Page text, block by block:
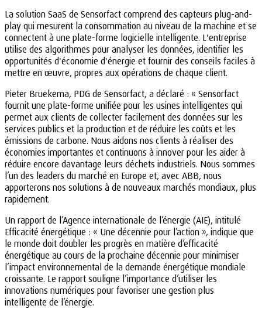
La solution SaaS de Sensorfact comprend des capteurs plug-and-
play qui mesurent la consommation au niveau de la machine et se
connectent à une plate-forme logicielle intelligente. L'entreprise
utilise des algorithmes pour analyser les données, identifier les
opportunités d'économie d'énergie et fournir des conseils faciles à
mettre en œuvre, propres aux opérations de chaque client.
Pieter Bruekema, PDG de Sensorfact, a déclaré : « Sensorfact
fournit une plate-forme unifiée pour les usines intelligentes qui
permet aux clients de collecter facilement des données sur les
services publics et la production et de réduire les coûts et les
émissions de carbone. Nous aidons nos clients à réaliser des
économies importantes et continuons à innover pour les aider à
réduire encore davantage leurs déchets industriels. Nous sommes
l’un des leaders du marché en Europe et, avec ABB, nous
apporterons nos solutions à de nouveaux marchés mondiaux, plus
rapidement.
Un rapport de l’Agence internationale de l’énergie (AIE), intitulé
Efficacité énergétique : « Une décennie pour l’action », indique que
le monde doit doubler les progrès en matière d’efficacité
énergétique au cours de la prochaine décennie pour minimiser
l’impact environnemental de la demande énergétique mondiale
croissante. Le rapport souligne l’importance d’utiliser les
innovations numériques pour favoriser une gestion plus
intelligente de l’énergie.